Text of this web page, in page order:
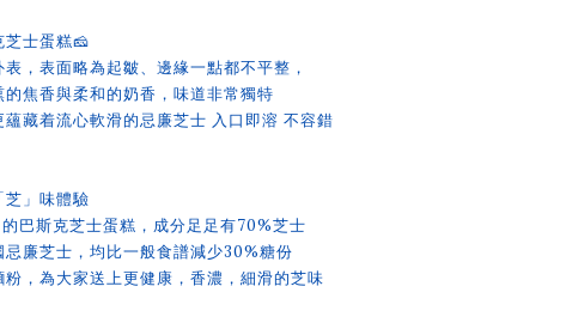
芝士蛋糕🧀
，表面略為起皺、邊緣一點都不平整，
焦香與柔和的奶香，味道非常獨特
藏着流心軟滑的忌廉芝士 入口即溶 不容錯
芝」味體驗
巴斯克芝士蛋糕，成分足足有70%芝士
忌廉芝士，均比一般食譜減少30%糖份
，為大家送上更健康，香濃，細滑的芝味